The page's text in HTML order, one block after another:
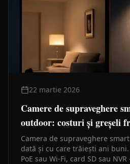
22 martie 2026
Camere de supraveghere
outdoor: costuri și greșeli
Camera de supraveghere
dată și cu care trăiești ani
PoE sau Wi-Fi, card SD sau